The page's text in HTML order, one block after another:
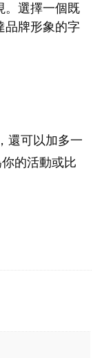
。選擇一個既
品牌形象的字
還可以加多一
的活動或比